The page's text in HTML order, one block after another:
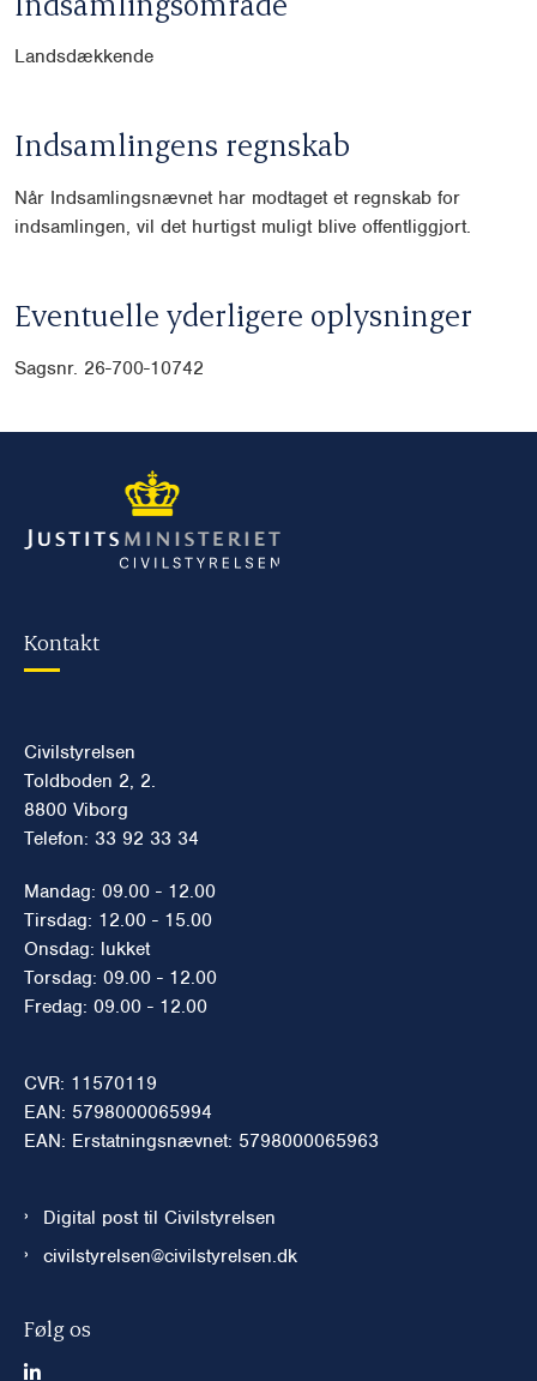
Landsdækkende
Indsamlingens regnskab
Når Indsamlingsnævnet har modtaget et regnskab for
indsamlingen, vil det hurtigst muligt blive offentliggjort.
Eventuelle yderligere oplysninger
Sagsnr. 26-700-10742
Kontakt
Civilstyrelsen
Toldboden 2, 2.
8800 Viborg
Telefon: 33 92 33 34
Mandag: 09.00 - 12.00
Tirsdag: 12.00 - 15.00
Onsdag: lukket
Torsdag: 09.00 - 12.00
Fredag: 09.00 - 12.00
CVR: 11570119
EAN: 5798000065994
EAN: Erstatningsnævnet: 5798000065963
Digital post til Civilstyrelsen
civilstyrelsen@civilstyrelsen.dk
Følg os